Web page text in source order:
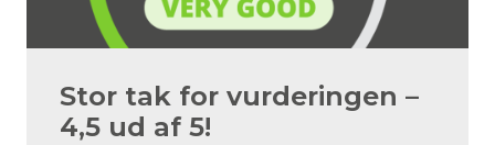
Stor tak for vurderingen –
4,5 ud af 5!